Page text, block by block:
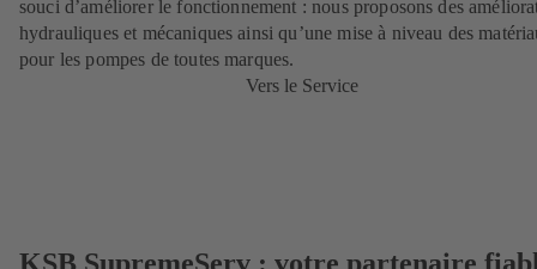
souci d’améliorer le fonctionnement : nous proposons des
hydrauliques et mécaniques ainsi qu’une mise à niveau des
pour les pompes de toutes marques.
Vers le Service